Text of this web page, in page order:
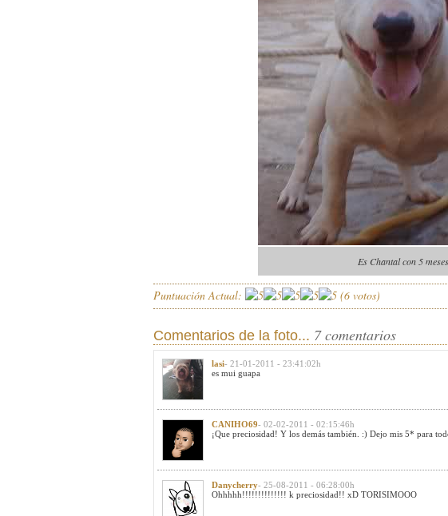
Es Chantal con 5 meses.
Puntuación Actual: (6 votos)
Comentarios de la foto... 7 comentarios
lasi- 21-01-2011 - 23:41:02h
es mui guapa
CANIHO69- 02-02-2011 - 02:15:46h
¡Que preciosidad! Y los demás también. :) Dejo mis 5* para
Danycherry- 25-08-2011 - 06:28:00h
Ohhhhh!!!!!!!!!!!!!! k preciosidad!! xD TORISIMOOO